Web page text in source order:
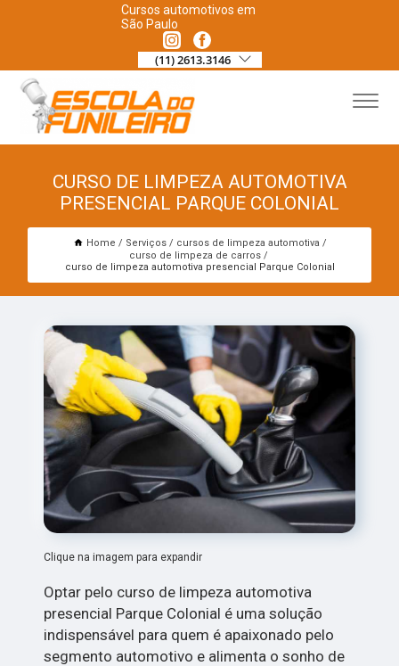
Cursos automotivos em
São Paulo
(11) 2613.3146
CURSO DE LIMPEZA AUTOMOTIVA
PRESENCIAL PARQUE COLONIAL
Home Serviços
cursos de limpeza automotiva
curso de limpeza de carros
curso de limpeza automotiva presencial Parque Colonial
Clique na imagem para expandir
Optar pelo curso de limpeza automotiva
presencial Parque Colonial é uma solução
indispensável para quem é apaixonado pelo
segmento automotivo e alimenta o sonho de